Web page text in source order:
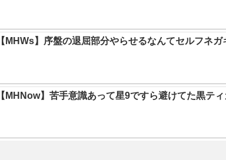
【MHWs】序盤の退屈部分やらせるなんてセルフネ
【MHNow】苦手意識あって星9ですら避けてた黒テ